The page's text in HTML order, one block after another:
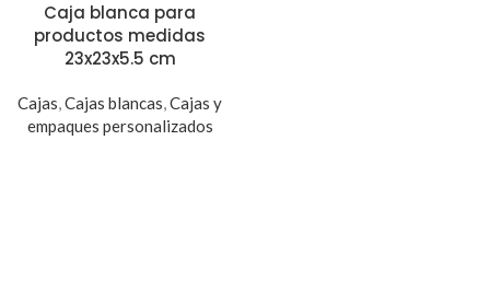
Caja blanca para
productos medidas
23x23x5.5 cm
Cajas,Cajas blancas,Cajas y
empaques personalizados